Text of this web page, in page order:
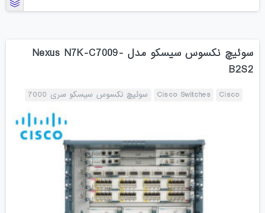
سوئیچ نکسوس سیسکو مدل Nexus N7K-C7009-
B2S2
Cisco
Cisco Switches سوئیچ نکسوس سیسکو سری 7000